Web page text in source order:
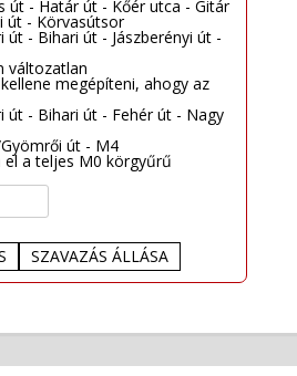
út - Határ út - Kőér utca - Gitár
út - Körvasútsor
út - Bihari út - Jászberényi út -
változatlan
megépíteni, ahogy az
út - Bihari út - Fehér út - Nagy
út - M4
el a teljes M0 körgyűrű
SZAVAZÁS ÁLLÁSA